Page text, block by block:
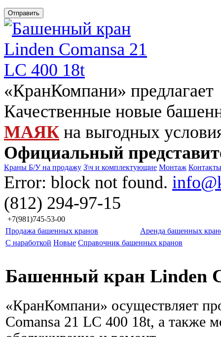
Отправить
«КранКомпани» предлагает
Качественные новые
МАЯК на выгодных
Официальный
Краны Б/У на продажу З\ч и комплектующие Монтаж Контакты
Error: block not found.
(812) 294-97-15
+7(981)745-53-00
Продажа башенных кранов
Аренда башенных
С наработкой Новые Справочник башенных кранов
Башенный кран Linden
«КранКомпани» осуществляет
Comansa 21 LC 400 18t, а также